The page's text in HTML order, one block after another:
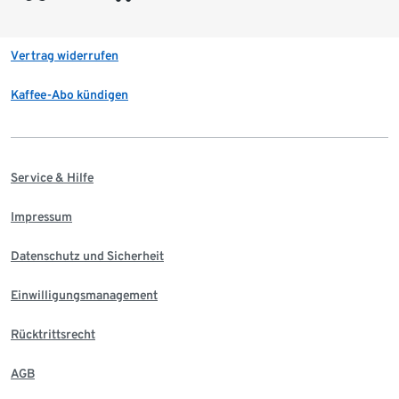
Vertrag widerrufen
Kaffee-Abo kündigen
Service & Hilfe
Impressum
Datenschutz und Sicherheit
Einwilligungsmanagement
Rücktrittsrecht
AGB